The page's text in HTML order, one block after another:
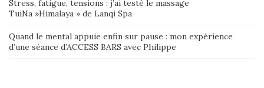
Stress, fatigue, tensions : j’ai testé le massage
TuiNa »Himalaya » de Lanqi Spa
Quand le mental appuie enfin sur pause : mon expérience
d’une séance d’ACCESS BARS avec Philippe